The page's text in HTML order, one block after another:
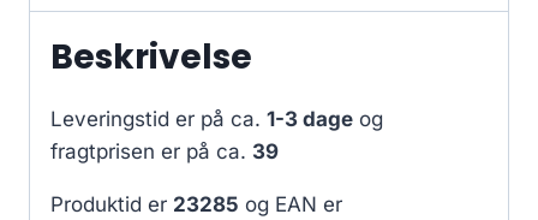
Beskrivelse
Leveringstid er på ca. 1-3 dage og
fragtprisen er på ca. 39
Produktid er 23285 og EAN er